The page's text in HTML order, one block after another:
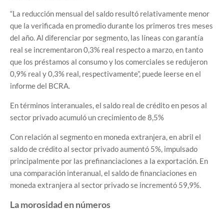
“La reducción mensual del saldo resultó relativamente menor
que la verificada en promedio durante los primeros tres meses
del año. Al diferenciar por segmento, las líneas con garantía
real se incrementaron 0,3% real respecto a marzo, en tanto
que los préstamos al consumo y los comerciales se redujeron
0,9% real y 0,3% real, respectivamente”, puede leerse en el
informe del BCRA.
En términos interanuales, el saldo real de crédito en pesos al
sector privado acumuló un crecimiento de 8,5%
Con relación al segmento en moneda extranjera, en abril el
saldo de crédito al sector privado aumentó 5%, impulsado
principalmente por las prefinanciaciones a la exportación. En
una comparación interanual, el saldo de financiaciones en
moneda extranjera al sector privado se incrementó 59,9%.
La morosidad en números